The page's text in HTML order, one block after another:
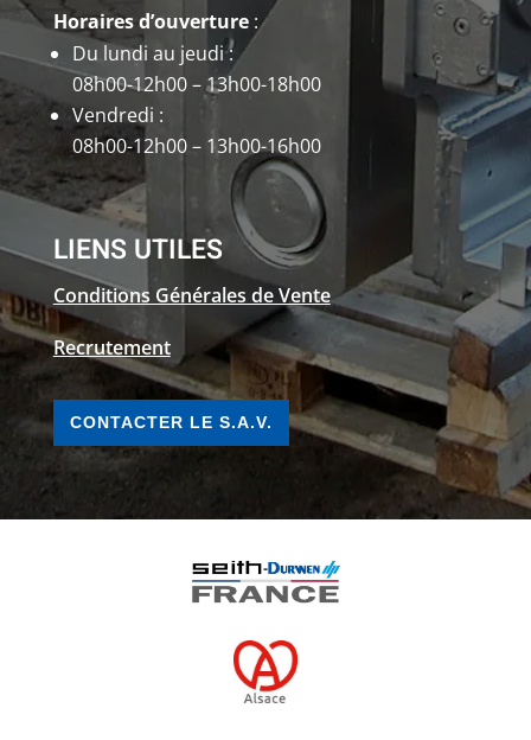
Horaires d’ouverture:
Du lundi au jeudi :
08h00-12h00 – 13h00-18h00
Vendredi :
08h00-12h00 – 13h00-16h00
LIENS UTILES
Conditions Générales de Vente
Recrutement
CONTACTER LE S.A.V.